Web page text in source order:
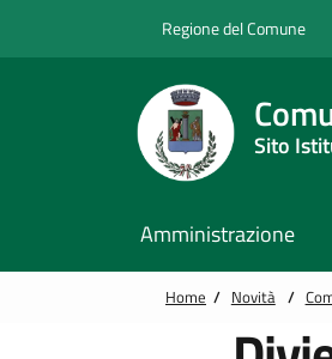
Regione del Comune
Sito
Amministrazione
Home / Novità /